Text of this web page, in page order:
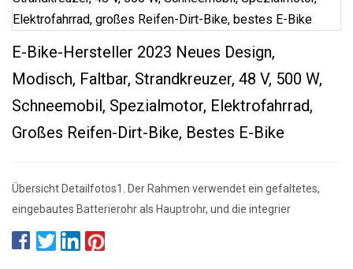
E-Bike-Hersteller 2023 Neues Design,
Modisch, Faltbar, Strandkreuzer, 48 V, 500 W,
Schneemobil, Spezialmotor, Elektrofahrrad,
Großes Reifen-Dirt-Bike, Bestes E-Bike
Übersicht Detailfotos1. Der Rahmen verwendet ein gefaltetes,
eingebautes Batterierohr als Hauptrohr, und die integrier